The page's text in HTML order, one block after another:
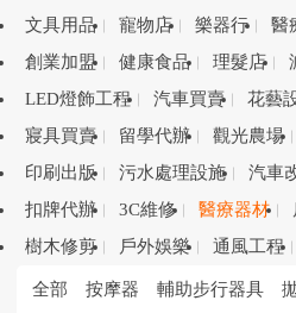
文具用品
寵物店 樂器行 醫
創業加盟
健康食品 理髮店
LED燈飾工程
汽車買賣 花藝
寢具買賣
留學代辦 觀光農場
印刷出版
污水處理設施 汽車
扣牌代辦
3C維修 醫療器材
樹木修剪
戶外娛樂 通風工程
全部 按摩器 輔助步行器具